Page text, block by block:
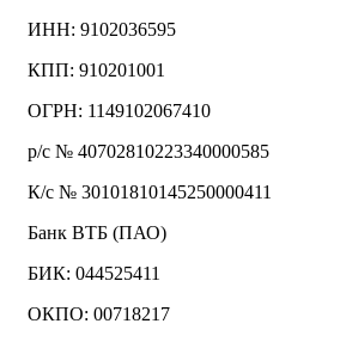
ИНН: 9102036595
КПП: 910201001
ОГРН: 1149102067410
р/с № 40702810223340000585
К/с № 30101810145250000411
Банк ВТБ (ПАО)
БИК: 044525411
ОКПО: 00718217